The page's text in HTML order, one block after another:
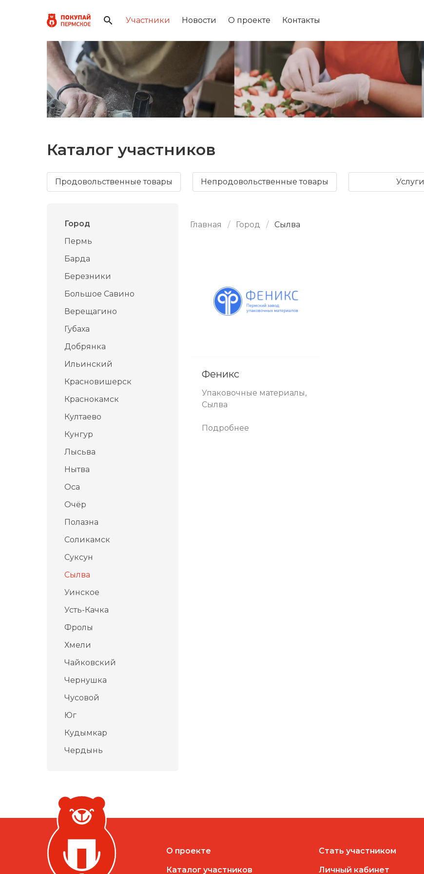
Участники Новости О проекте Контакты
Каталог участников
Продовольственные товары Непродовольственные товары Услуги
Город
Пермь
Барда
Березники
Большое Савино
Верещагино
Губаха
Добрянка
Ильинский
Красновишерск
Краснокамск
Култаево
Кунгур
Лысьва
Нытва
Оса
Очёр
Полазна
Соликамск
Суксун
Сылва
Уинское
Усть-Качка
Фролы
Хмели
Чайковский
Чернушка
Чусовой
Юг
Кудымкар
Чердынь
Главная Город Сылва
Феникс
Упаковочные материалы,
Сылва
Подробнее
О проекте
Каталог участников
Стать участником
Личный кабинет